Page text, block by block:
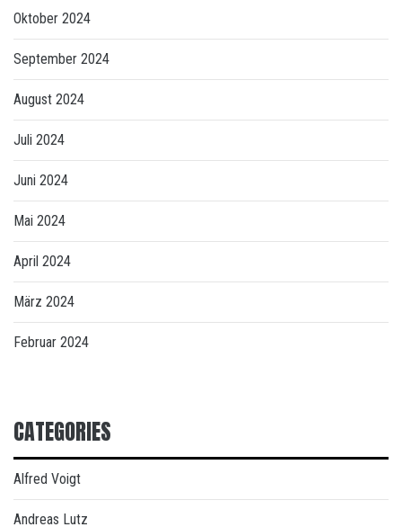
Oktober 2024
September 2024
August 2024
Juli 2024
Juni 2024
Mai 2024
April 2024
März 2024
Februar 2024
CATEGORIES
Alfred Voigt
Andreas Lutz